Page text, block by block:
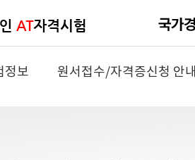
정보 원서접수/자격증신청 안내